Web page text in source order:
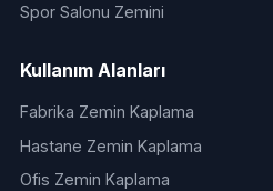
Spor Salonu Zemini
Kullanım Alanları
Fabrika Zemin Kaplama
Hastane Zemin Kaplama
Ofis Zemin Kaplama